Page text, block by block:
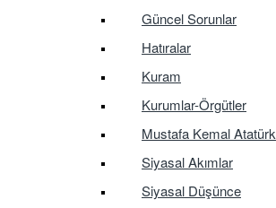
Güncel Sorunlar
Hatıralar
Kuram
Kurumlar-Örgütler
Mustafa Kemal Atatürk
Siyasal Akımlar
Siyasal Düşünce